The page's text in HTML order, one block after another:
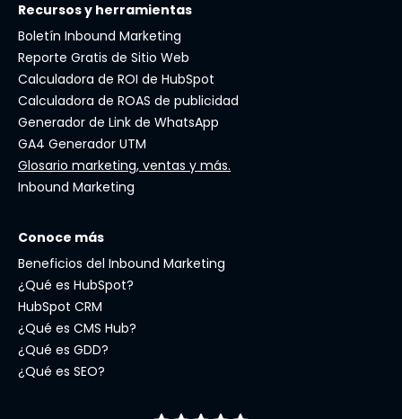
Recursos y herramientas
Boletín Inbound Marketing
Reporte Gratis de Sitio Web
Calculadora de ROI de HubSpot
Calculadora de ROAS de publicidad
Generador de Link de WhatsApp
GA4 Generador UTM
Glosario marketing, ventas y más.
Inbound Marketing
Conoce más
Beneficios del Inbound Marketing
¿Qué es HubSpot?
HubSpot CRM
¿Qué es CMS Hub?
¿Qué es GDD?
¿Qué es SEO?